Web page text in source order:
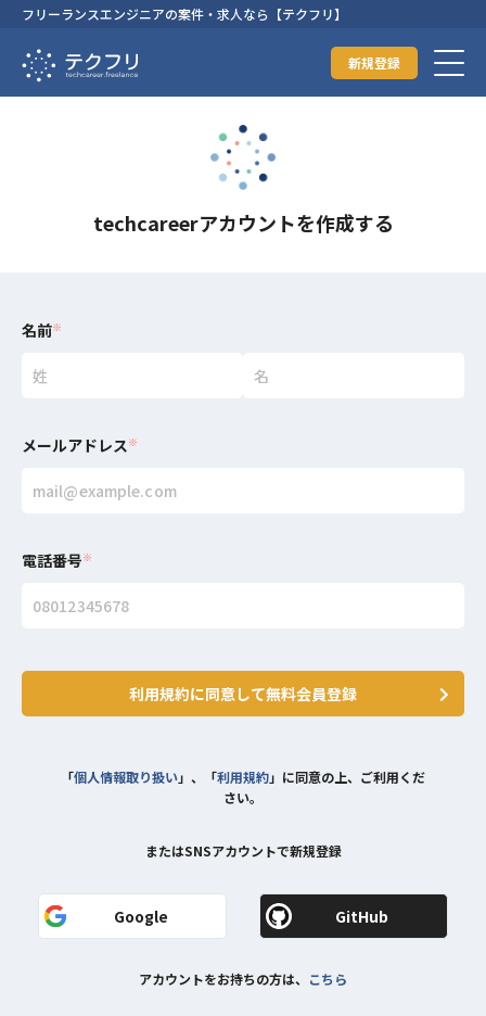
フリーランスエンジニアの案件・求人なら【テクフリ】
新規登録
techcareerアカウントを作成する
名前※
メールアドレス※
電話番号※
利用規約に同意して無料会員登録
「個人情報取り扱い」、「利用規約」に同意の上、ご利用くだ
さい。
またはSNSアカウントで新規登録
Google GitHub
アカウントをお持ちの方は、 こちら